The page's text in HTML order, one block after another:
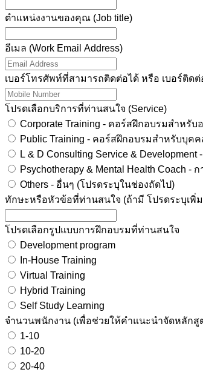
ตำแหน่งงานของคุณ (Job title)
อีเมล (Work Email Address)
เบอร์โทรศัพท์ที่สามารถติดต่อได้ หรือ เบอร์ติดต่
โปรดเลือกบริการที่ท่านสนใจ (Service)
Corporate Training - คอร์สฝึกอบรมสำหรับ
Public Training - คอร์สฝึกอบรมสำหรับบุคค
L & D Consulting Service &
Others - อื่นๆ (โปรดระบุในช่องถัดไป)
ทักษะหรือหัวข้อที่ท่านสนใจ (ถ้ามี โปรดระบุเพิ่ม
โปรดเลือกรูปแบบการฝึกอบรมที่ท่านสนใจ
Development program
In-House Training
Virtual Training
Hybrid Training
Self Study Learning
จำนวนพนักงาน (เพื่อช่วยให้คำแนะนำจัดหลักสู
1-10
10-20
20-40